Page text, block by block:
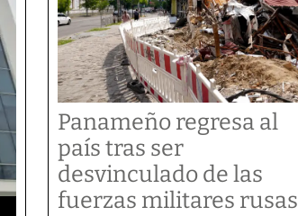
Panameño regresa al
país tras ser
desvinculado de las
fuerzas militares rusas